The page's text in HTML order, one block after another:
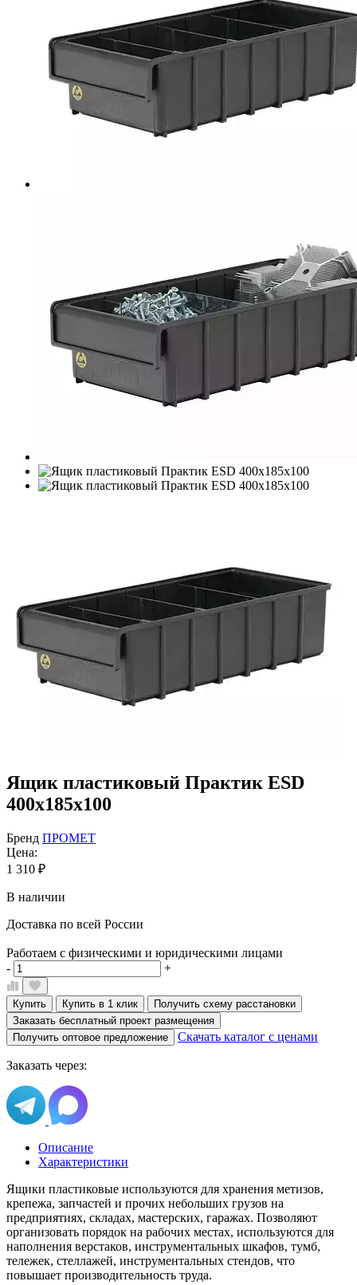
Ящик пластиковый Практик ESD
400x185x100
Бренд ПРОМЕТ
Цена:
1 310 ₽
В наличии
Доставка по всей России
Работаем с физическими и юридическими лицами
-
+
Купить Купить в 1 клик
Получить схему расстановки
Заказать бесплатный проект размещения
Получить оптовое предложение
Скачать каталог с ценами
Заказать через:
Описание
Характеристики
Ящики пластиковые используются для хранения метизов,
крепежа, запчастей и прочих небольших грузов на
предприятиях, складах, мастерских, гаражах. Позволяют
организовать порядок на рабочих местах, используются для
наполнения верстаков, инструментальных шкафов, тумб,
тележек, стеллажей, инструментальных стендов, что
повышает производительность труда.